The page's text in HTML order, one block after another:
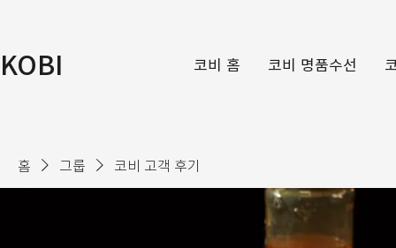
KOBI 코비 홈 코비 명품수선
홈 그룹 코비 고객 후기